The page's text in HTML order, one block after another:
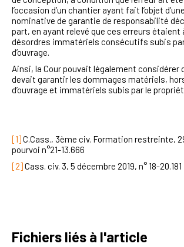
l’occasion d’un chantier ayant fait l’objet
nominative de garantie de responsabilité
part, en ayant relevé que ces erreurs étaient
désordres immatériels consécutifs subis
d’ouvrage.
Ainsi, la Cour pouvait légalement considérer
devait garantir les dommages matériels,
d’ouvrage et immatériels subis par le
[1] C.Cass., 3ème civ. Formation restreinte,
pourvoi n°21-13.666
[2] Cass. civ. 3, 5 décembre 2019, n° 18-20.181
Fichiers liés à l'article